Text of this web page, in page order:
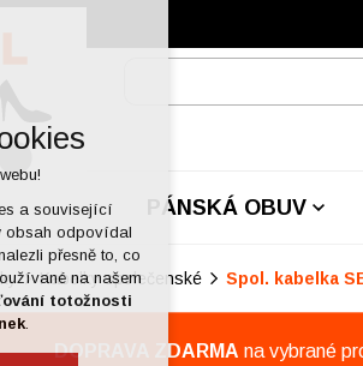
PÁNSKÁ OBUV
Kabelky společenské Spol. kabelka
DOPRAVA ZDARMA na vybrané
a související
obsah odpovídal
přesně to, co
na našem
totožnosti
.